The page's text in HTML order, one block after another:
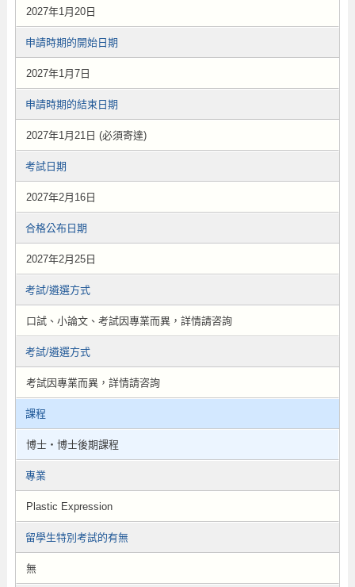
2027年1月20日
申請時期的開始日期
2027年1月7日
申請時期的結束日期
2027年1月21日 (必須寄達)
考試日期
2027年2月16日
合格公布日期
2027年2月25日
考試/遴選方式
口試、小論文、考試因專業而異，詳情請咨詢
考試/遴選方式
考試因專業而異，詳情請咨詢
課程
博士・博士後期課程
專業
Plastic Expression
留學生特別考試的有無
無